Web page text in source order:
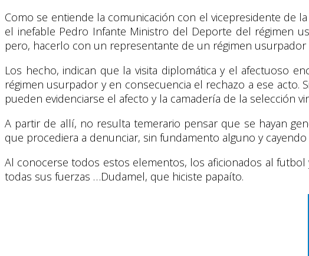
Como se entiende la comunicación con el vicepresidente de
el inefable Pedro Infante Ministro del Deporte del régimen
pero, hacerlo con un representante de un régimen usurpador
Los hecho, indican que la visita diplomática y el afectuoso
régimen usurpador y en consecuencia el rechazo a ese
pueden evidenciarse el afecto y la camadería de la selección
A partir de allí, no resulta temerario pensar que se hayan
que procediera a denunciar, sin fundamento alguno y
Al conocerse todos estos elementos, los aficionados al
todas sus fuerzas …Dudamel, que hiciste papaíto.